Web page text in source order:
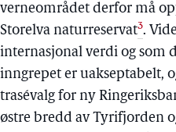
verneområdet derfor må
Storelva naturreservat3.
internasjonal verdi og som
inngrepet er uakseptabelt,
trasévalg for ny
østre bredd av Tyrifjorden